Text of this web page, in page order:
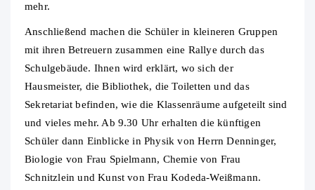
mehr.
Anschließend machen die Schüler in kleineren Gruppen
mit ihren Betreuern zusammen eine Rallye durch das
Schulgebäude. Ihnen wird erklärt, wo sich der
Hausmeister, die Bibliothek, die Toiletten und das
Sekretariat befinden, wie die Klassenräume aufgeteilt sind
und vieles mehr. Ab 9.30 Uhr erhalten die künftigen
Schüler dann Einblicke in Physik von Herrn Denninger,
Biologie von Frau Spielmann, Chemie von Frau
Schnitzlein und Kunst von Frau Kodeda-Weißmann.